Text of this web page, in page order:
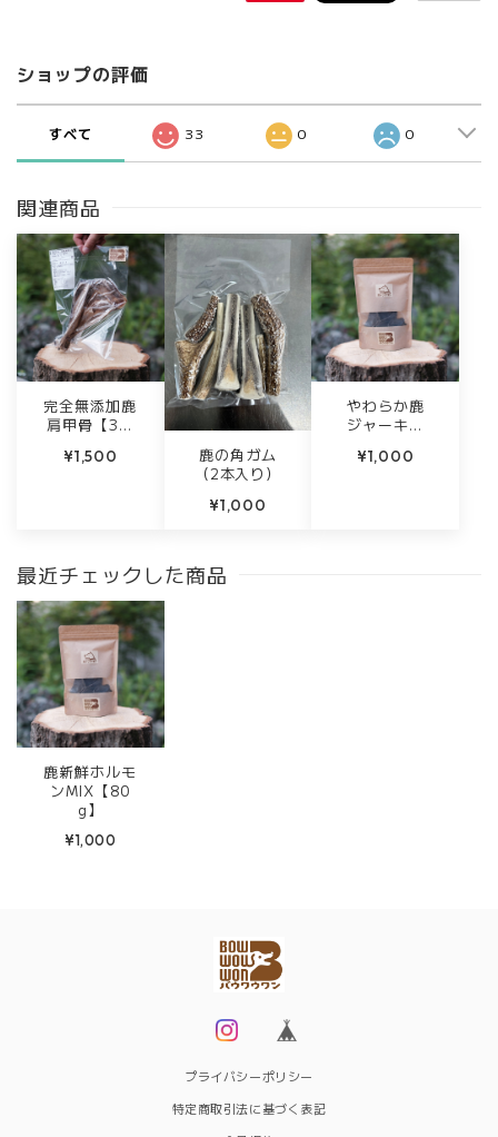
ショップの評価
すべて 33 0 0
関連商品
完全無添加鹿
肩甲骨【3本
¥1,500
鹿の角ガム
（2本入り）
¥1,000
やわらか鹿
ジャーキー
¥1,000
最近チェックした商品
鹿新鮮ホルモ
ンMIX【80
g】
¥1,000
プライバシーポリシー
特定商取引法に基づく表記